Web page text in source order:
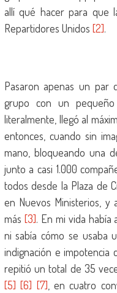
allí qué hacer para que
Repartidores Unidos [2].
Pasaron apenas un par
grupo con un
literalmente, llegó al
entonces, cuando sin
mano, bloqueando una
junto a casi 1.000
todos desde la Plaza de
en Nuevos Ministerios, y
más [3]. En mi vida había
ni sabía cómo se usaba
indignación e impotencia
repitió un total de 35
[5] [6] [7] , en cuatro